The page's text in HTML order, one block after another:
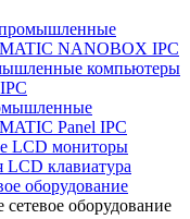
NANOBOX IPC
компьютеры
Panel IPC
LCD мониторы
клавиатура
оборудование
оборудование